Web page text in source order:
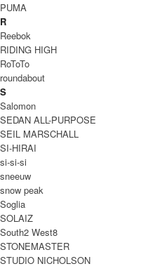
PUMA
R
Reebok
RIDING HIGH
RoToTo
roundabout
S
Salomon
SEDAN ALL-PURPOSE
SEIL MARSCHALL
SI-HIRAI
si-si-si
sneeuw
snow peak
Soglia
SOLAIZ
South2 West8
STONEMASTER
STUDIO NICHOLSON